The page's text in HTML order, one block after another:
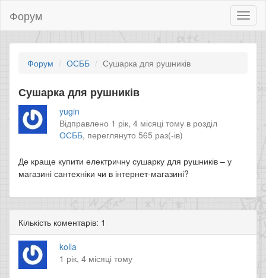
Форум
Форум ОСББ Сушарка для рушників
Сушарка для рушників
yugin
Відправлено 1 рік, 4 місяці тому в розділ
ОСББ, переглянуто 565 раз(-ів)
Де краще купити електричну сушарку для рушників – у
магазині сантехніки чи в інтернет-магазині?
Кількість коментарів: 1
kolla
1 рік, 4 місяці тому